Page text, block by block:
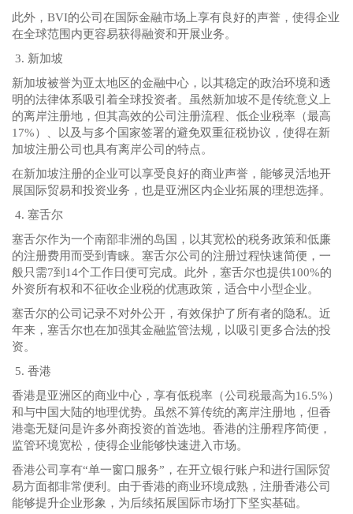
此外，BVI的公司在国际金融市场上享有良好的声誉，使得企业
在全球范围内更容易获得融资和开展业务。
3. 新加坡
新加坡被誉为亚太地区的金融中心，以其稳定的政治环境和透
明的法律体系吸引着全球投资者。虽然新加坡不是传统意义上
的离岸注册地，但其高效的公司注册流程、低企业税率（最高
17%）、以及与多个国家签署的避免双重征税协议，使得在新
加坡注册公司也具有离岸公司的特点。
在新加坡注册的企业可以享受良好的商业声誉，能够灵活地开
展国际贸易和投资业务，也是亚洲区内企业拓展的理想选择。
4. 塞舌尔
塞舌尔作为一个南部非洲的岛国，以其宽松的税务政策和低廉
的注册费用而受到青睐。塞舌尔公司的注册过程快速简便，一
般只需7到14个工作日便可完成。此外，塞舌尔也提供100%的
外资所有权和不征收企业税的优惠政策，适合中小型企业。
塞舌尔的公司记录不对外公开，有效保护了所有者的隐私。近
年来，塞舌尔也在加强其金融监管法规，以吸引更多合法的投
资。
5. 香港
香港是亚洲区的商业中心，享有低税率（公司税最高为16.5%）
和与中国大陆的地理优势。虽然不算传统的离岸注册地，但香
港毫无疑问是许多外商投资的首选地。香港的注册程序简便，
监管环境宽松，使得企业能够快速进入市场。
香港公司享有“单一窗口服务”，在开立银行账户和进行国际贸
易方面都非常便利。由于香港的商业环境成熟，注册香港公司
能够提升企业形象，为后续拓展国际市场打下坚实基础。